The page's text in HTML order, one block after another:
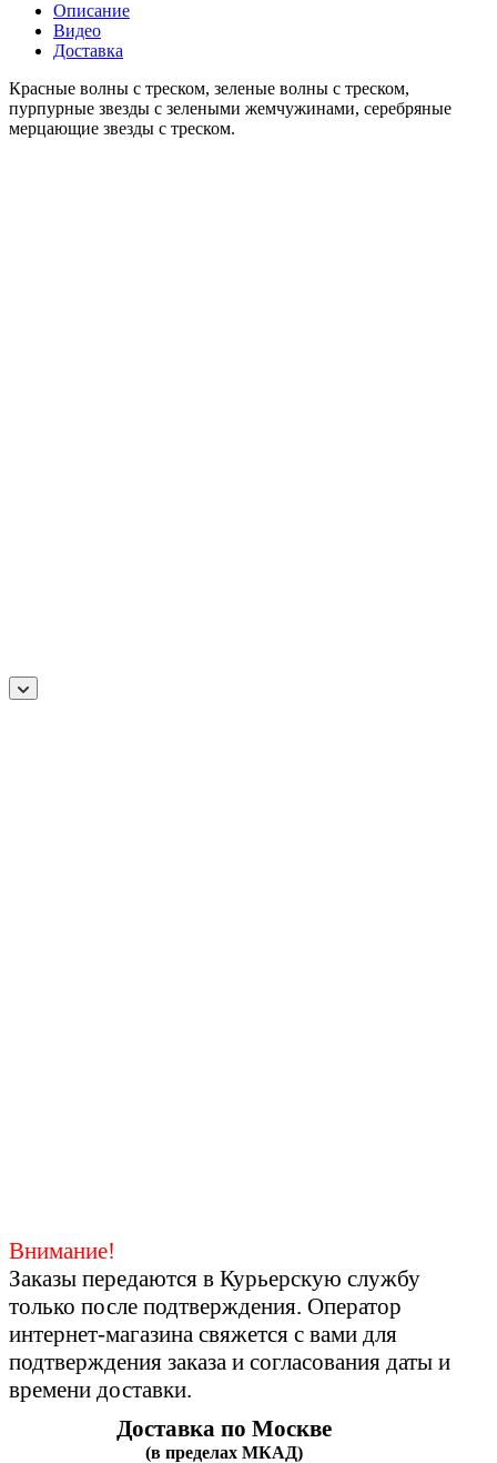
Описание
Видео
Доставка
Красные волны с треском, зеленые волны с треском,
пурпурные звезды с зелеными жемчужинами, серебряные
мерцающие звезды с треском.
Внимание!
Заказы передаются в Курьерскую службу
только после подтверждения. Оператор
интернет-магазина свяжется с вами для
подтверждения заказа и согласования даты и
времени доставки.
Доставка по Москве
(в пределах МКАД)